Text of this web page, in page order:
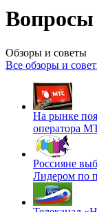
Обзоры и советы
Все обзоры и
На рынке
оператора
Россияне
Лидером по